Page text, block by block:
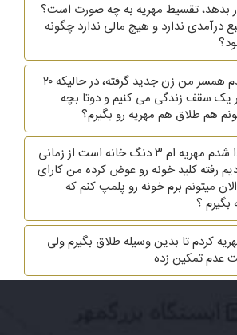
بدهد، تقسیط مهریه به چه صورت است؟
درآمدی ندارد و هیچ مالی ندارد چگونه
دیشب متوجه شدم همسر من زن جدید گرفته، در حالیکه ۲۰
سقف زندگی می کنیم و دوتا بچه
هم طلاق هم مهریه رو بگیرم؟
من از همسرم جدا شدم مهریه ام ۳ دنگ خانه است از زمانی
رفته کلید خونه رو عوض کرده من کارای
میتونم برم خونه رو پلمپ کنم که
بگیرم ؟
کردم تا بدین وسیله طلاق بگیرم ولی
عدم تمکین زده